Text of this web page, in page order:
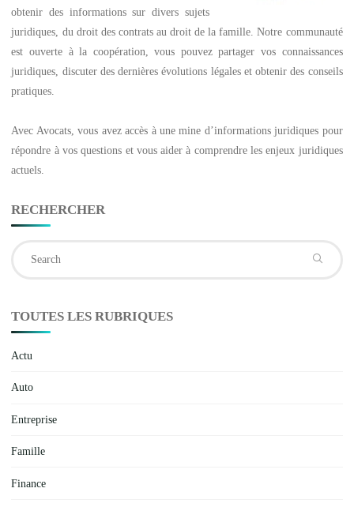
obtenir des informations sur divers sujets
juridiques, du droit des contrats au droit de la famille. Notre communauté
est ouverte à la coopération, vous pouvez partager vos connaissances
juridiques, discuter des dernières évolutions légales et obtenir des conseils
pratiques.
Avec Avocats, vous avez accès à une mine d’informations juridiques pour
répondre à vos questions et vous aider à comprendre les enjeux juridiques
actuels.
RECHERCHER
TOUTES LES RUBRIQUES
Actu
Auto
Entreprise
Famille
Finance